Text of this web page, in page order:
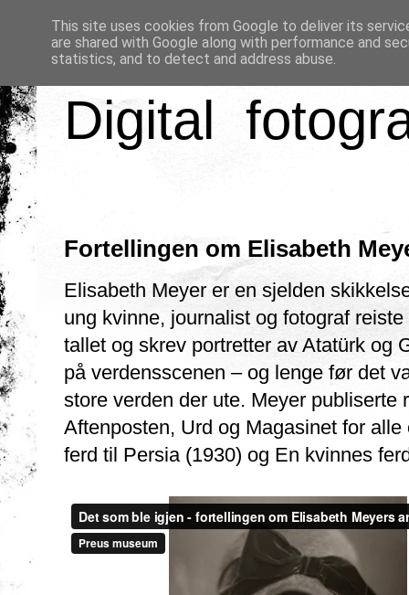
Digital
Fortellingen om Elisabeth
Elisabeth Meyer er en sjelden
ung kvinne, journalist og fotograf
tallet og skrev portretter av Atatürk og
på verdensscenen – og lenge før det
store verden der ute. Meyer publiserte
Aftenposten, Urd og Magasinet for
ferd til Persia (1930) og En kvinnes
This site uses cookies from Google to deliver its
are shared with Google along with performance and
statistics, and to detect and address abuse.